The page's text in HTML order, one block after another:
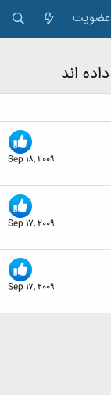
عضویت
Sep 18, 2009
Sep 17, 2009
Sep 17, 2009